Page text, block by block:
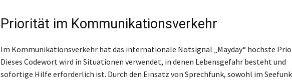
Priorität im Kommunikationsverkehr
Im Kommunikationsverkehr hat das internationale Notsignal „Mayday“ höchste
Dieses Codewort wird in Situationen verwendet, in denen Lebensgefahr besteht und
sofortige Hilfe erforderlich ist. Durch den Einsatz von Sprechfunk, sowohl im